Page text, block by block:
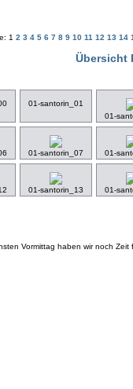
1 2 3 4 5 6 7 8 9 10 11 12 13 14
Übersicht
01-santorin_01
01-
01-santorin_07 01-
01-santorin_13
01-
Vormittag haben wir noch